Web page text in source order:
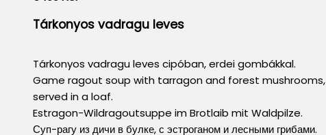
Tárkonyos vadragu leves
Tárkonyos vadragu leves cipóban, erdei gombákkal.
Game ragout soup with tarragon and forest mushrooms,
served in a loaf.
Estragon-Wildragoutsuppe im Brotlaib mit Waldpilze.
Суп-рагу из дичи в булке, с эстроганом и лесными грибами.